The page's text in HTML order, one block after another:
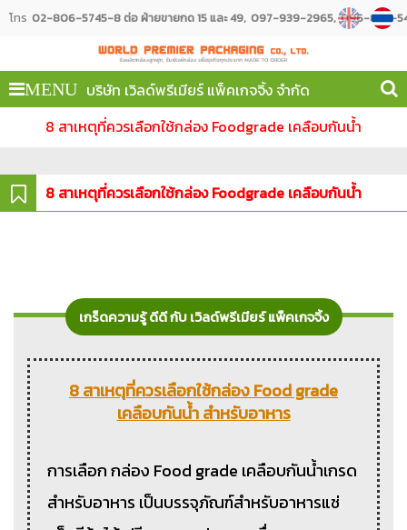
โทร 02-806-5745-8 ต่อ ฝ่ายขายกด 15 และ 49 097-939-2965 096-887-
MENU บริษัท เวิลด์พรีเมียร์ แพ็คเกจจิ้ง จำกัด
8 สาเหตุที่ควรเลือกใช้กล่อง Foodgrade เคลือบกันน้ำ
8 สาเหตุที่ควรเลือกใช้กล่อง Foodgrade เคลือบกันน้ำ
เกร็ดความรู้ ดีดี กับ เวิลด์พรีเมียร์ แพ็คเกจจิ้ง
8 สาเหตุที่ควรเลือกใช้กล่อง Food grade
เคลือบกันน้ำ สำหรับอาหาร
การเลือก กล่อง Food grade เคลือบกันน้ำเกรด
สำหรับอาหาร เป็นบรรจุภัณฑ์สำหรับอาหารแช่